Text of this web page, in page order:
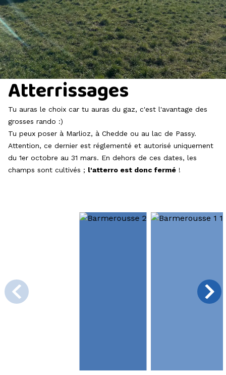
Atterrissages
Tu auras le choix car tu auras du gaz, c'est l'avantage des
grosses rando :)
Tu peux poser à Marlioz, à Chedde ou au lac de Passy.
Attention, ce dernier est réglementé et autorisé uniquement
du 1er octobre au 31 mars. En dehors de ces dates, les
champs sont cultivés ; l'atterro est donc fermé !